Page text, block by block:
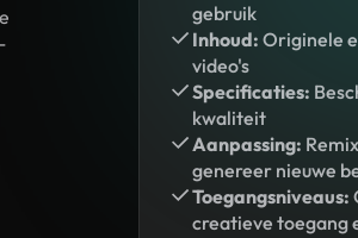
gebruik
Inhoud: Originele
video's
Specificaties:
kwaliteit
Aanpassing:
genereer nieuwe
Toegangsniveaus:
creatieve toegang